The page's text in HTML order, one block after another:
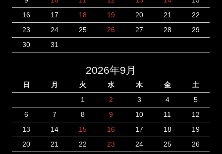
16
17 18 19 20 21
22
23
24 25 26 27 28
29
30
31
2026年9月
日 月 火 水 木 金
土
1
2 3 4
5
6
7 8 9 10 11
12
13
14 15 16 17 18
19
20
21 22 23 24 25
26